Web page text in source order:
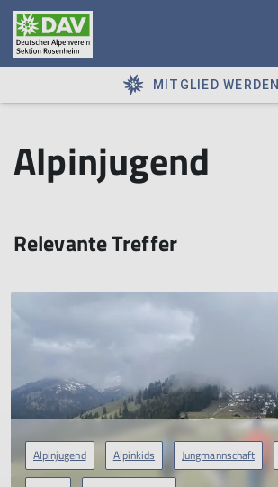
MITGLIED WERDEN
Alpinjugend
Relevante Treffer
Alpinjugend Alpinkids Jungmannschaft